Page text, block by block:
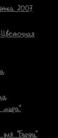
2007
мира"
"Бинди"